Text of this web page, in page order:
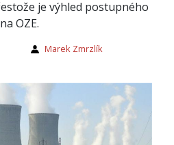
je výhled postupného
OZE.
Marek Zmrzlík